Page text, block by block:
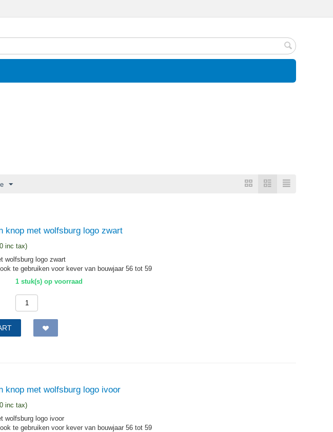
knop met wolfsburg logo zwart
inc tax)
wolfsburg logo zwart
te gebruiken voor kever van bouwjaar 56 tot 59
1 stuk(s) op voorraad
knop met wolfsburg logo ivoor
inc tax)
wolfsburg logo ivoor
te gebruiken voor kever van bouwjaar 56 tot 59